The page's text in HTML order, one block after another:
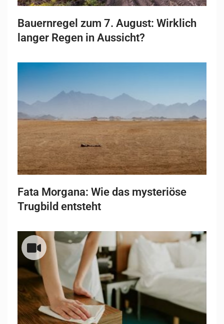
Bauernregel zum 7. August: Wirklich
langer Regen in Aussicht?
Fata Morgana: Wie das mysteriöse
Trugbild entsteht